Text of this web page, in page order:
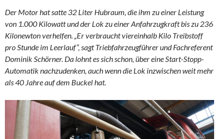
Der Motor hat satte 32 Liter Hubraum, die ihm zu einer Leistung
von 1.000 Kilowatt und der Lok zu einer Anfahrzugkraft bis zu 236
Kilonewton verhelfen. „Er verbraucht viereinhalb Kilo Treibstoff
pro Stunde im Leerlauf“, sagt Triebfahrzeugführer und Fachreferent
Dominik Schörner. Da lohnt es sich schon, über eine Start-Stopp-
Automatik nachzudenken, auch wenn die Lok inzwischen weit mehr
als 40 Jahre auf dem Buckel hat.